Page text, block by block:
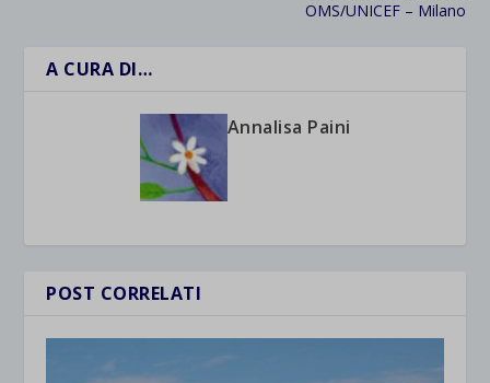
OMS/UNICEF – Milano
A CURA DI…
Annalisa Paini
POST CORRELATI